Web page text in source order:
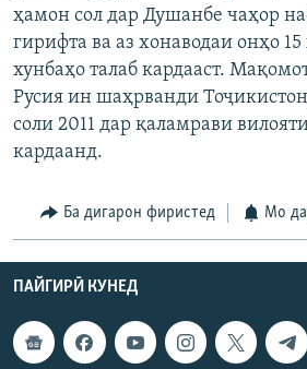
Ҳамаи сомонаҳои RFE/RL
ҳамон сол дар Душанбе чаҳор
гирифта ва аз хонаводаи онҳо 15
хунбаҳо талаб кардааст.
Русия ин шаҳрванди
соли 2011 дар қаламрави
кардаанд.
Ба дигарон фиристед Мо
ПАЙГИРӢ КУНЕД